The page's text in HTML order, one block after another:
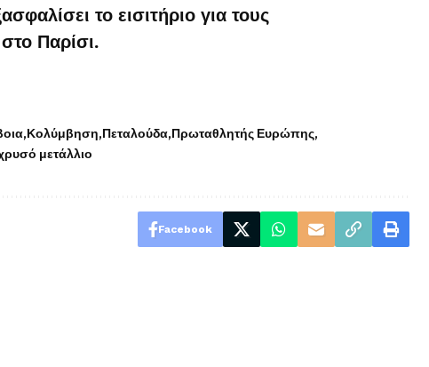
το εισιτήριο για τους
Παρίσι.
Κολύμβηση Πεταλούδα Πρωταθλητής Ευρώπης
μετάλλιο
Facebook